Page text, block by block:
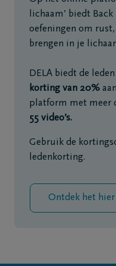
lichaam’ biedt Back
oefeningen om
brengen in je
DELA biedt de
korting van 20%
platform met meer
55 video’s.
Gebruik de
ledenkorting.
Ontdek het hier